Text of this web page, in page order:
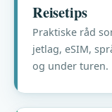
Reisetips
Praktiske råd
jetlag, eSIM,
og under turen.